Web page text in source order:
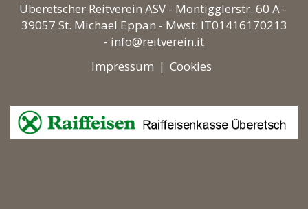
Überetscher Reitverein ASV - Montigglerstr. 60 A -
39057 St. Michael Eppan - Mwst: IT01416170213
- info@reitverein.it
Impressum | Cookies